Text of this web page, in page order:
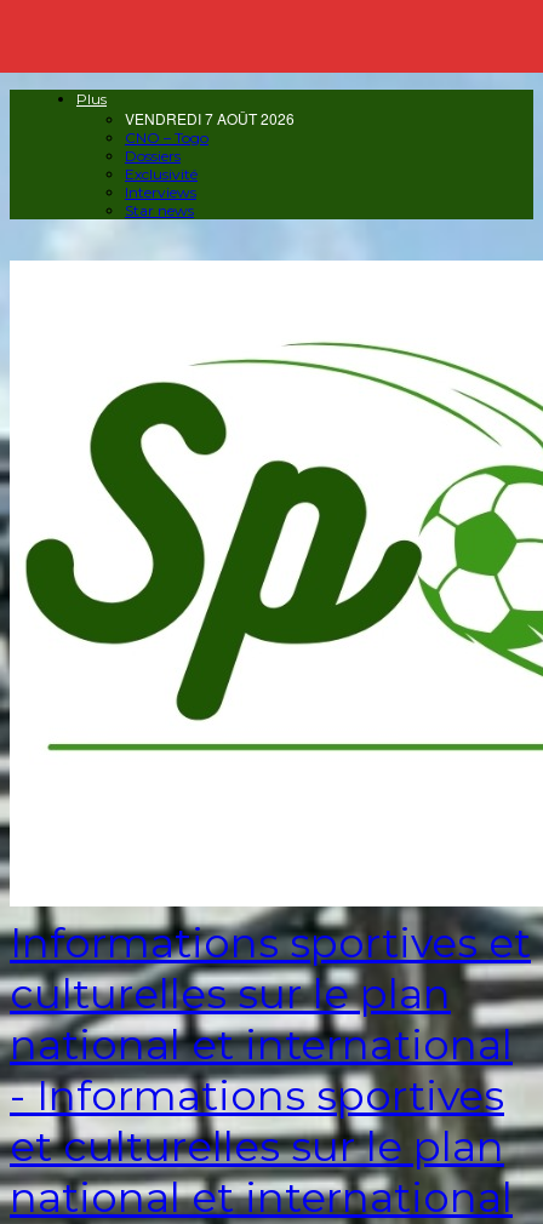
Plus
VENDREDI 7 AOÛT 2026
CNO – Togo
Dossiers
Exclusivité
Interviews
Star news
Informations sportives et
culturelles sur le plan
national et international
- Informations sportives
et culturelles sur le plan
national et international